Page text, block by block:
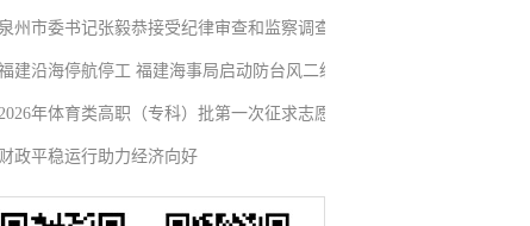
袭！抢票通道即将开启→
泉州市委书记张毅恭接受纪律审查和监察调查
建沿海停航停工 福建海事局启动防台风二级
急响应
年体育类高职（专科）批第一次征求志愿
报
财政平稳运行助力经济向好